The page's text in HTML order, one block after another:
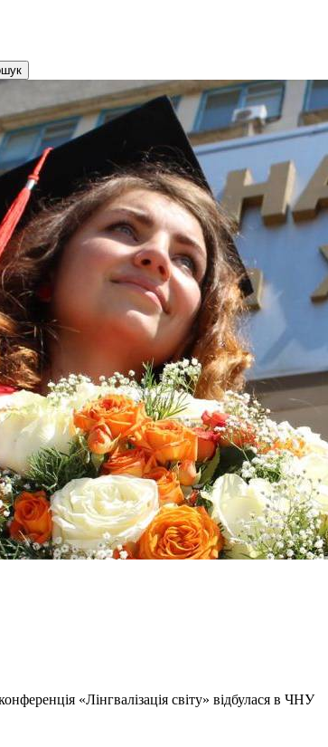
«Лінгвалізація світу» відбулася в ЧНУ